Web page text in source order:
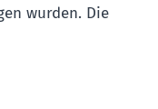
wurden. Die